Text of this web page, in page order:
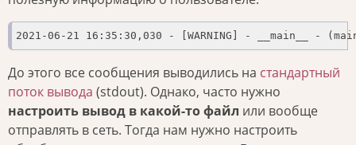
2021-06-21 16:35:30,030 - [WARNING] - __main__ -
До этого все сообщения выводились на стандартный
поток вывода (stdout). Однако, часто нужно
настроить вывод в какой-то файл или вообще
отправлять в сеть. Тогда нам нужно настроить